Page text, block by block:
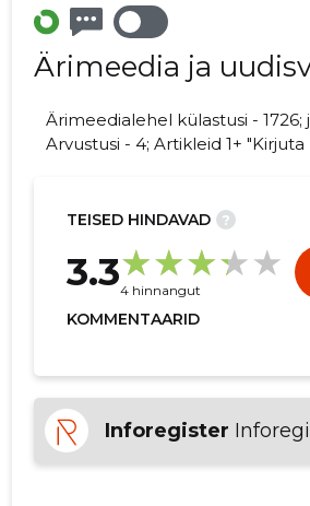
Ärimeedia ja
Ärimeedialehel külastusi - 1726;
Arvustusi - 4; Artikleid 1+ "Kirjuta I.F.S. OÜ
TEISED HINDAVAD ?
3.34 hinnangut
KOMMENTAARID
Inforegister